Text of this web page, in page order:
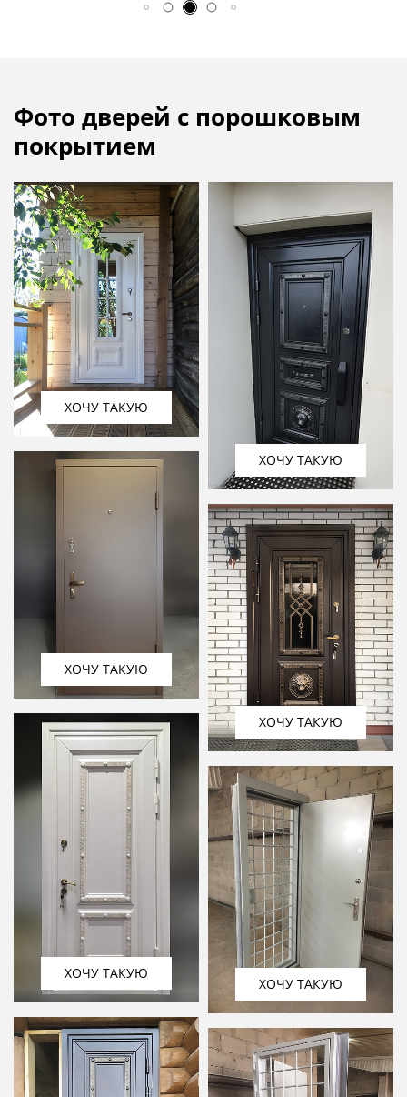
Фото дверей с порошковым
покрытием
ХОЧУ ТАКУЮ
ХОЧУ ТАКУЮ
ХОЧУ ТАКУЮ
ХОЧУ ТАКУЮ
ХОЧУ ТАКУЮ
ХОЧУ ТАКУЮ